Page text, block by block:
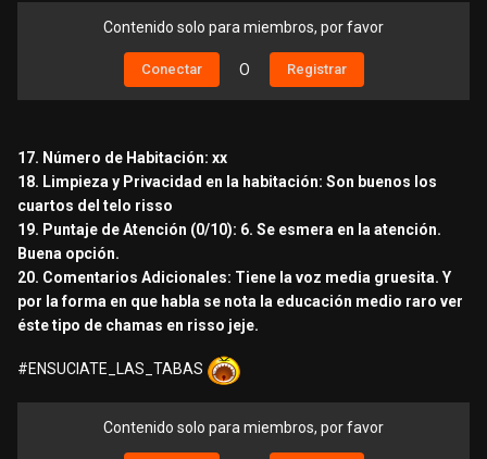
Quede en volver a visitar
13. Higiene Personal:
No da
15. Precio:
40 telo, 5 condones y 150 media hora (el * no me lo cobró
pues quiere que me vuelva atender con ella jajaja)
16.Telefono / Anuncia / Local:
Callejera, no puedo da su número por lineamientos de la
17. Número de Habitación:
Contenido solo para miembros, por favor
Conectar O Registrar
17. Número de Habitación: xx
18. Limpieza y Privacidad en la habitación: Son buenos los
cuartos del telo risso
19. Puntaje de Atención (0/10): 6. Se esmera en la atención.
Buena opción.
20. Comentarios Adicionales: Tiene la voz media gruesita. Y
por la forma en que habla se nota la educación medio raro ver
éste tipo de chamas en risso jeje.
#ENSUCIATE_LAS_TABAS
Contenido solo para miembros, por favor